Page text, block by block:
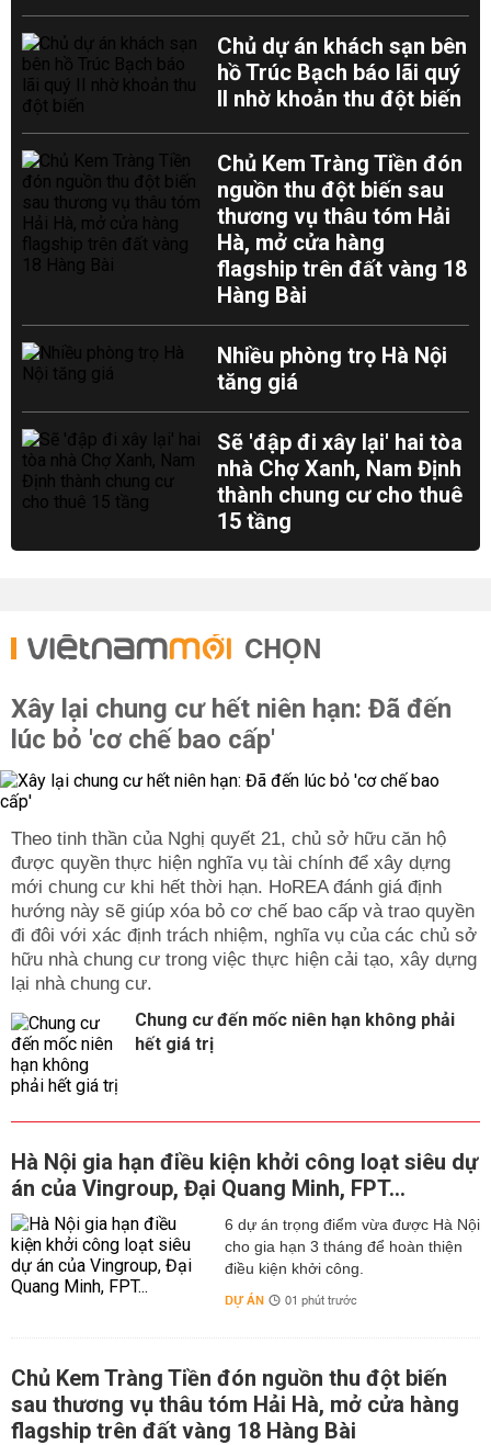
Chủ dự án khách sạn bên
hồ Trúc Bạch báo lãi quý
II nhờ khoản thu đột biến
Chủ Kem Tràng Tiền đón
nguồn thu đột biến sau
thương vụ thâu tóm Hải
Hà, mở cửa hàng
flagship trên đất vàng 18
Hàng Bài
Nhiều phòng trọ Hà Nội
tăng giá
Sẽ 'đập đi xây lại' hai tòa
nhà Chợ Xanh, Nam Định
thành chung cư cho thuê
15 tầng
CHỌN
Xây lại chung cư hết niên hạn: Đã đến
lúc bỏ 'cơ chế bao cấp'
Theo tinh thần của Nghị quyết 21, chủ sở hữu căn hộ
được quyền thực hiện nghĩa vụ tài chính để xây dựng
mới chung cư khi hết thời hạn. HoREA đánh giá định
hướng này sẽ giúp xóa bỏ cơ chế bao cấp và trao quyền
đi đôi với xác định trách nhiệm, nghĩa vụ của các chủ sở
hữu nhà chung cư trong việc thực hiện cải tạo, xây dựng
lại nhà chung cư.
Chung cư đến mốc niên hạn không phải
hết giá trị
Hà Nội gia hạn điều kiện khởi công loạt siêu dự
án của Vingroup, Đại Quang Minh, FPT...
6 dự án trọng điểm vừa được Hà Nội
cho gia hạn 3 tháng để hoàn thiện
điều kiện khởi công.
DỰ ÁN 01 phút trước
Chủ Kem Tràng Tiền đón nguồn thu đột biến
sau thương vụ thâu tóm Hải Hà, mở cửa hàng
flagship trên đất vàng 18 Hàng Bài